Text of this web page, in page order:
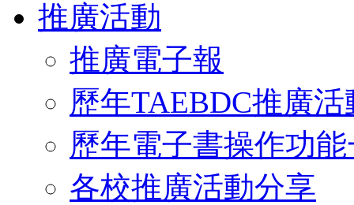
推廣活動
推廣電子報
歷年TAEBDC推廣活
歷年電子書操作功
各校推廣活動分享